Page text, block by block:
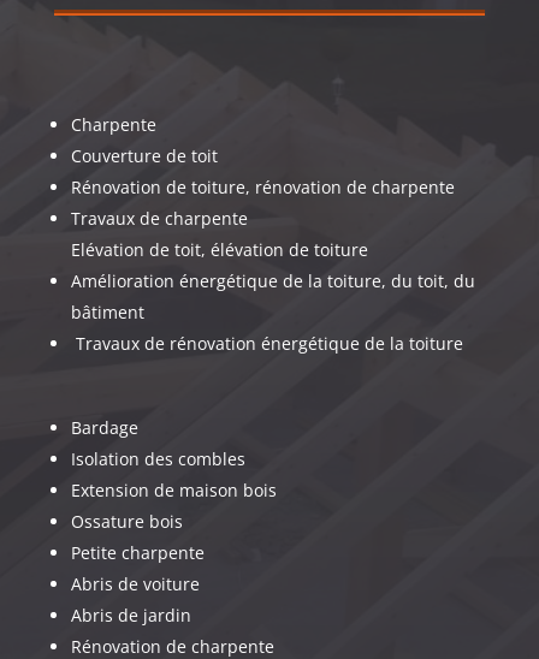
Charpente
Couverture de toit
Rénovation de toiture, rénovation de charpente
Travaux de charpente
Elévation de toit, élévation de toiture
Amélioration énergétique de la toiture, du toit, du
bâtiment
Travaux de rénovation énergétique de la toiture
Bardage
Isolation des combles
Extension de maison bois
Ossature bois
Petite charpente
Abris de voiture
Abris de jardin
Rénovation de charpente